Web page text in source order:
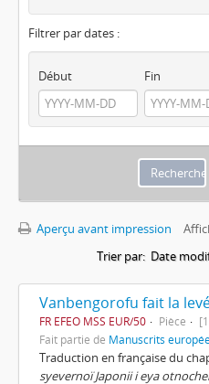
Filtrer par dates :
Début Fin
Aperçu avant impression
Trier par: Date
FR EFEO MSS EUR/50 Pièce
Fait partie de Manuscrits
Traduction en française du
syevernoï Japonii i eya